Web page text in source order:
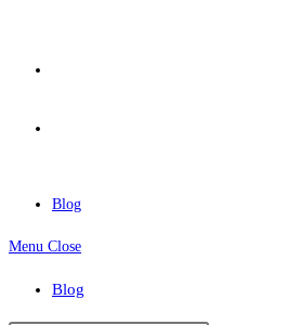
content
Blog
Menu Close
Blog